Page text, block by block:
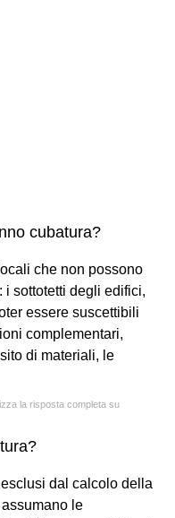
cubatura?
che non possono
sottotetti degli edifici,
essere suscettibili
complementari,
di materiali, le
la risposta completa su
dal calcolo della
le